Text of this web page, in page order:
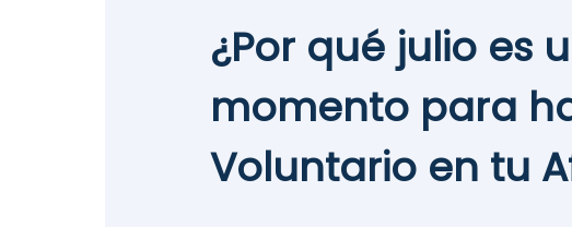
¿Por qué julio es
momento para
Voluntario en tu